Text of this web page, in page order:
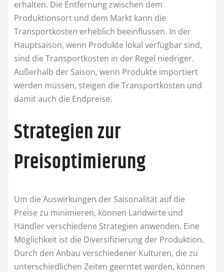
erhalten. Die Entfernung zwischen dem
Produktionsort und dem Markt kann die
Transportkosten erheblich beeinflussen. In der
Hauptsaison, wenn Produkte lokal verfügbar sind,
sind die Transportkosten in der Regel niedriger.
Außerhalb der Saison, wenn Produkte importiert
werden müssen, steigen die Transportkosten und
damit auch die Endpreise.
Strategien zur
Preisoptimierung
Um die Auswirkungen der Saisonalität auf die
Preise zu minimieren, können Landwirte und
Händler verschiedene Strategien anwenden. Eine
Möglichkeit ist die Diversifizierung der Produktion.
Durch den Anbau verschiedener Kulturen, die zu
unterschiedlichen Zeiten geerntet werden, können